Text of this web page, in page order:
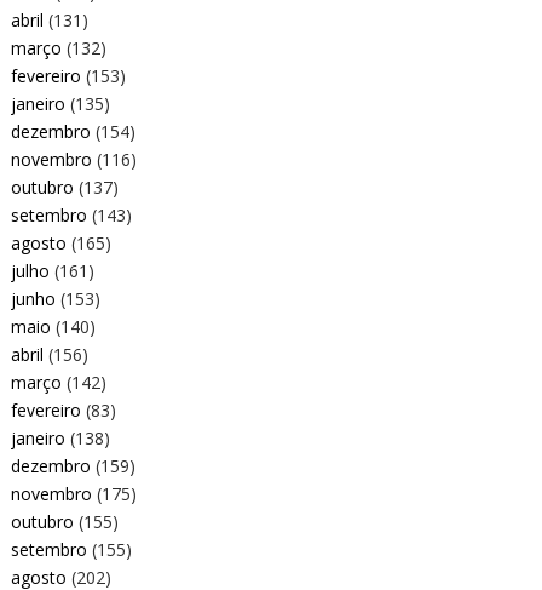
abril (131)
março (132)
fevereiro (153)
janeiro (135)
dezembro (154)
novembro (116)
outubro (137)
setembro (143)
agosto (165)
julho (161)
junho (153)
maio (140)
abril (156)
março (142)
fevereiro (83)
janeiro (138)
dezembro (159)
novembro (175)
outubro (155)
setembro (155)
agosto (202)